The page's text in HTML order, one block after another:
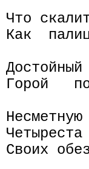
Что
Как
Горой
Своих